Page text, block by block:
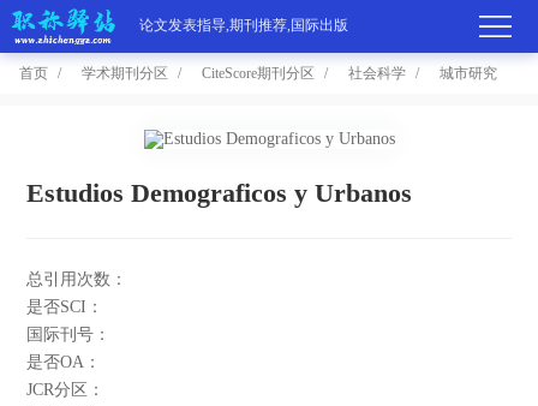
论文发表指导,期刊推荐,国际出版
首页 学术期刊分区 CiteScore期刊分区 社会科学 城市研究
Estudios Demograficos y Urbanos
总引用次数：
是否SCI：
国际刊号：
是否OA：
JCR分区：